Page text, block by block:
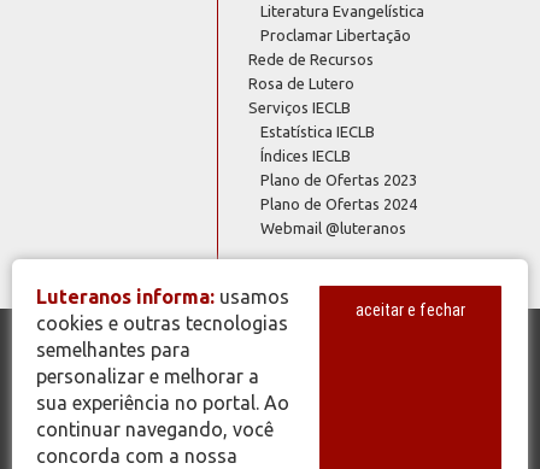
Literatura Evangelística
Proclamar Libertação
Rede de Recursos
Rosa de Lutero
Serviços IECLB
Estatística IECLB
Índices IECLB
Plano de Ofertas 2023
Plano de Ofertas 2024
Webmail @luteranos
© Copyright 2026 - Todos os Direitos Reservados - IECLB - Igreja
Evangélica de Confissão Luterana no Brasil - Portal Luteranos -
www.luteranos.com.br
Luteranos informa: usamos
cookies e outras tecnologias
semelhantes para
personalizar e melhorar a
sua experiência no portal. Ao
continuar navegando, você
concorda com a nossa
aceitar e fechar